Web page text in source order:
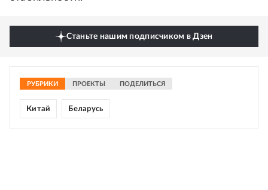
Станьте нашим подписчиком в Дзен
РУБРИКИ ПРОЕКТЫ ПОДЕЛИТЬСЯ
Китай Беларусь